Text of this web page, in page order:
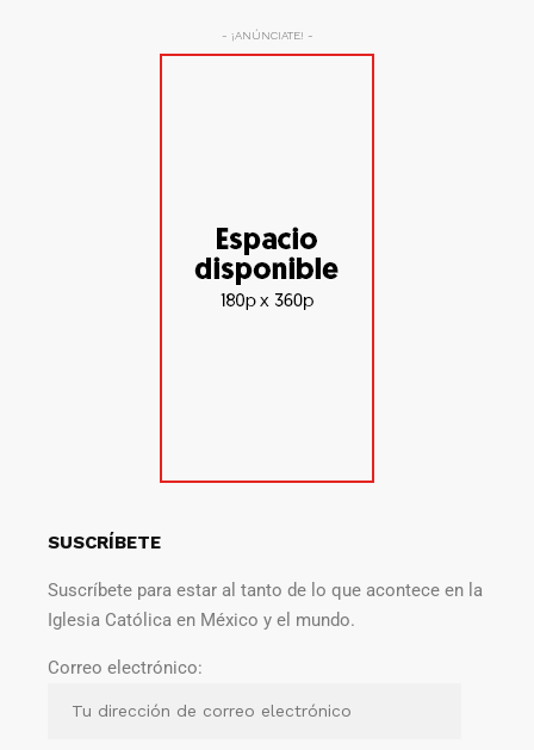
- ¡ANÚNCIATE! -
SUSCRÍBETE
Suscríbete para estar al tanto de lo que acontece en la
Iglesia Católica en México y el mundo.
Correo electrónico: